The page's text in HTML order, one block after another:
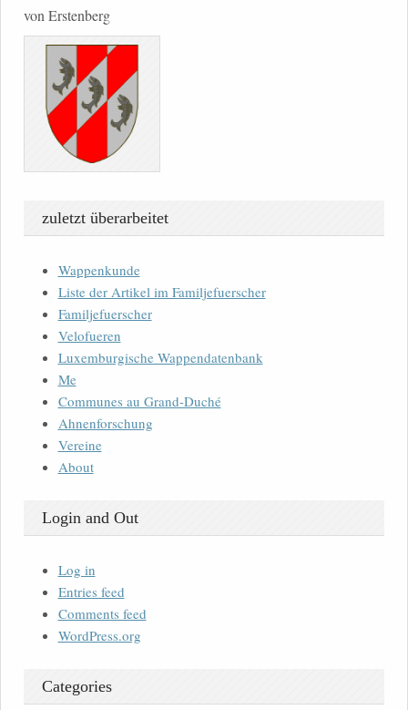
von Erstenberg
zuletzt überarbeitet
Wappenkunde
Liste der Artikel im Familjefuerscher
Familjefuerscher
Velofueren
Luxemburgische Wappendatenbank
Me
Communes au Grand-Duché
Ahnenforschung
Vereine
About
Login and Out
Log in
Entries feed
Comments feed
WordPress.org
Categories